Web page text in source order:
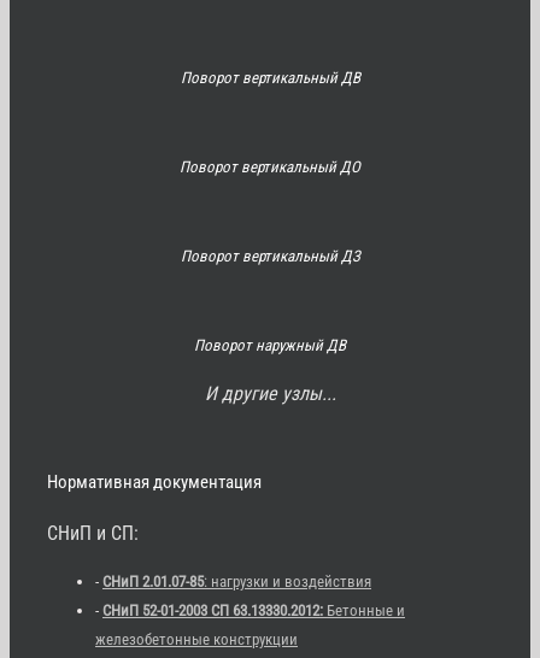
Поворот вертикальный ДВ
Поворот вертикальный ДО
Поворот вертикальный ДЗ
Поворот наружный ДВ
И другие узлы...
Нормативная документация
СНиП и СП:
- СНиП 2.01.07-85: нагрузки и воздействия
- СНиП 52-01-2003 СП 63.13330.2012: Бетонные и
железобетонные конструкции